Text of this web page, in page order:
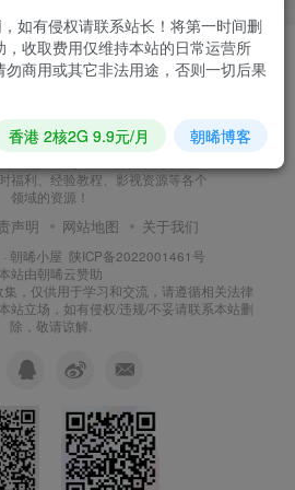
力坚持搜集和分享各种网络知识以
福利、经验教程、影视资源等各个
领域的资源！
声明 网站地图 关于我们
朝晞小屋 陕ICP备2022001461号
站由朝晞云赞助
，仅供用于学习和交流，请遵循相关法律
站立场，如有侵权/违规/不妥请联系本站删
除，敬请谅解.
如有侵权请联系站长！将第一时间删
收取费用仅维持本站的日常运营所
商用或其它非法用途，否则一切后果
香港 2核2G 9.9元/月 朝晞博客